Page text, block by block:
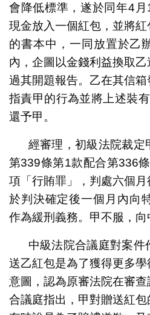
會降低標準，遂於同年4
現金放入一個紅包，並將
的書本中，一同放置於乙
內，企圖以金錢利益換取
過其開題報告。乙在其信箱
指責甲的行為並將上述裝
還予甲。
經審理，初級法院裁定
第339條第1款配合第336
項「行賄罪」，判處六個
於判決確定後一個月內向
作為緩刑義務。甲不服，向
中級法院合議庭對案件
送乙紅包是為了獲得更多
意圖，認為原審法院在審查
合議庭指出，甲對贈送紅包